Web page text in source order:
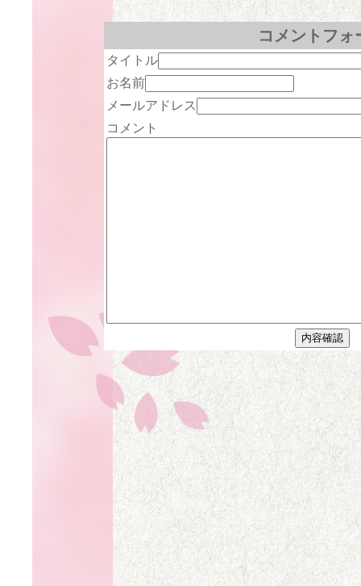
コメントフォ
タイトル
お名前
メールアドレス
コメント